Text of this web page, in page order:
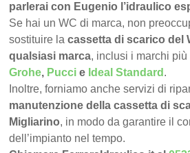
parlerai con Eugenio l’idraulico
Se hai un WC di marca, non
sostituire lacassetta di scarico del
qualsiasi marca, inclusi i marchi
Grohe, Pucci e Ideal Standard .
Inoltre, forniamo anche servizi di
manutenzione della cassetta di
Migliarino, in modo da garantire il
dell’impianto nel tempo.